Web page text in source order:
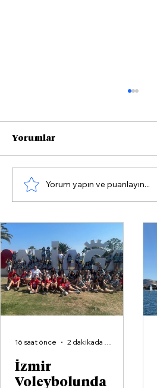
İzmir
Voleybolunda
16 saat önce 2 dakikada okunur
Yorumlar
Yorum yapın ve puanlayın...